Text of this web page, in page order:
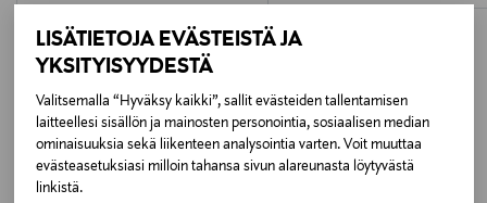
LISÄTIETOJA EVÄSTEISTÄ JA
YKSITYISYYDESTÄ
Valitsemalla “Hyväksy kaikki”, sallit evästeiden tallentamisen
laitteellesi sisällön ja mainosten personointia, sosiaalisen median
ominaisuuksia sekä liikenteen analysointia varten. Voit muuttaa
evästeasetuksiasi milloin tahansa sivun alareunasta löytyvästä
linkistä.
Valmistusmaa
Turkki
Valmistajan tuotenumero
81830-5517-01-04​
LISÄÄ KIINNOSTAVIA
TUOTTEITA